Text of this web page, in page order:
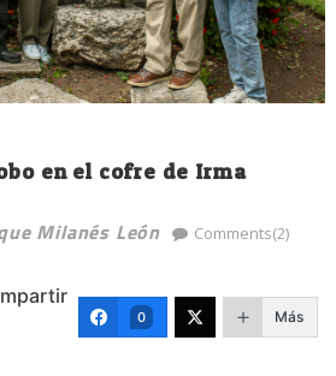
en el cofre de Irma
Milanés León Comments(2)
0 Más